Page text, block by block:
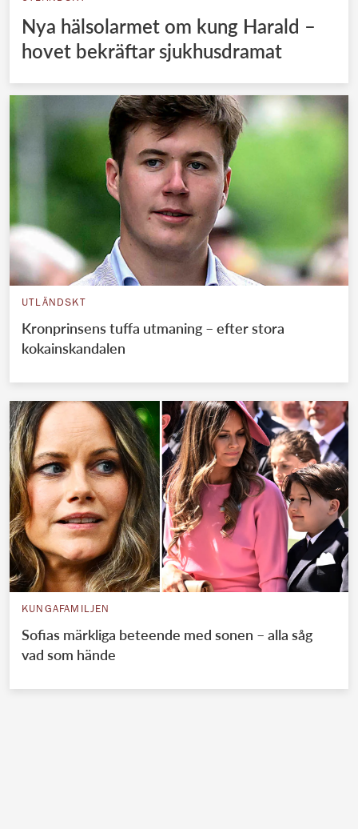
Nya hälsolarmet om kung Harald –
hovet bekräftar sjukhusdramat
UTLÄNDSKT
Kronprinsens tuffa utmaning – efter stora
kokainskandalen
KUNGAFAMILJEN
Sofias märkliga beteende med sonen – alla såg
vad som hände